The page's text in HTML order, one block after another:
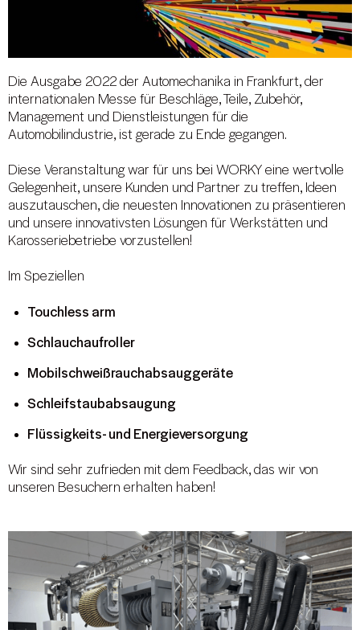
Die Ausgabe 2022 der Automechanika in Frankfurt, der
internationalen Messe für Beschläge, Teile, Zubehör,
Management und Dienstleistungen für die
Automobilindustrie, ist gerade zu Ende gegangen.
Diese Veranstaltung war für uns bei WORKY eine wertvolle
Gelegenheit, unsere Kunden und Partner zu treffen, Ideen
auszutauschen, die neuesten Innovationen zu präsentieren
und unsere innovativsten Lösungen für Werkstätten und
Karosseriebetriebe vorzustellen!
Im Speziellen
Touchless arm
Schlauchaufroller
Mobilschweißrauchabsauggeräte
Schleifstaubabsaugung
Flüssigkeits- und Energieversorgung
Wir sind sehr zufrieden mit dem Feedback, das wir von
unseren Besuchern erhalten haben!